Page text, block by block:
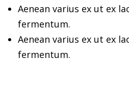
Aenean varius ex ut ex
fermentum.
Aenean varius ex ut ex
fermentum.